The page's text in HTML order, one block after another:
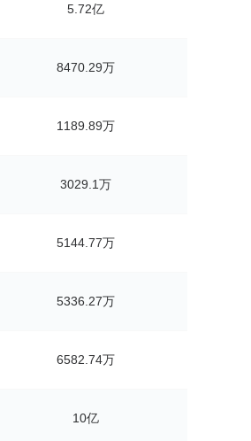
5.72亿
8470.29万
1189.89万
3029.1万
5144.77万
5336.27万
6582.74万
10亿